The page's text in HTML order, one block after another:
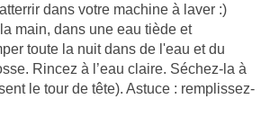
dans votre machine à laver :)
main, dans une eau tiède et
toute la nuit dans de l'eau et du
Rincez à l’eau claire. Séchez-la à
le tour de tête). Astuce : remplissez-